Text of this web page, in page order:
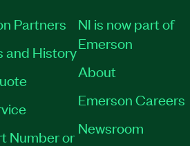
Partners
and History
Number or
NI is now part of
Emerson
About
Emerson Careers
Newsroom